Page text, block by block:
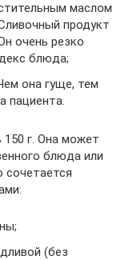
маслом
продукт
очень резко
блюда;
она гуще, тем
пациента.
г. Она может
блюда или
сочетается
(без